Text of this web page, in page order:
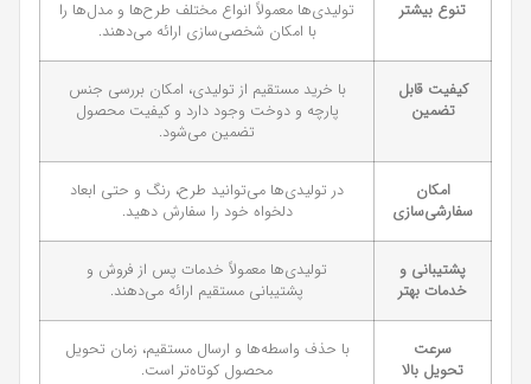
تنوع بیشتر
تولیدی‌ها معمولاً انواع مختلف طرح‌ها و مدل‌ها را
با امکان شخصی‌سازی ارائه می‌دهند.
کیفیت قابل
تضمین
با خرید مستقیم از تولیدی، امکان بررسی جنس
پارچه و دوخت وجود دارد و کیفیت محصول
تضمین می‌شود.
امکان
سفارشی‌سازی
در تولیدی‌ها می‌توانید طرح، رنگ و حتی ابعاد
دلخواه خود را سفارش دهید.
پشتیبانی و
خدمات بهتر
تولیدی‌ها معمولاً خدمات پس از فروش و
پشتیبانی مستقیم ارائه می‌دهند.
سرعت
تحویل بالا
با حذف واسطه‌ها و ارسال مستقیم، زمان تحویل
محصول کوتاه‌تر است.